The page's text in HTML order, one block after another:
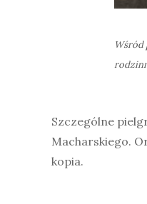
Szczególne
Macharskiego.
kopia.